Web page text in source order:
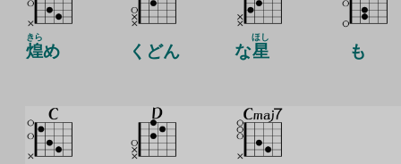
煌
きら
め くどん な星
ほし
も